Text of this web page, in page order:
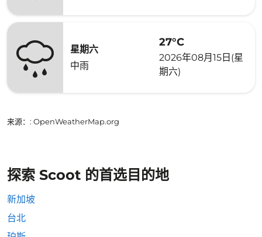
星期六
中雨
27°C
2026年08月15日(星
期六)
来源： : OpenWeatherMap.org
探索 Scoot 的首选目的地
新加坡
台北